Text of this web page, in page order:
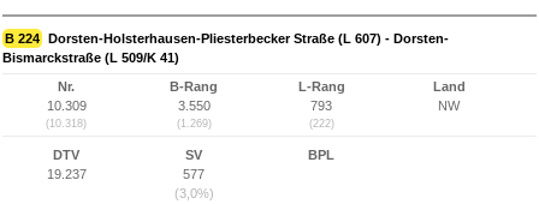
B 224 Dorsten-Holsterhausen-Pliesterbecker Straße (L 607) - Dorsten-
Bismarckstraße (L 509/K 41)
Nr.
10.309
(10.318)
B-Rang
3.550
(1.269)
L-Rang
793
(222)
Land
NW
DTV
19.237
SV
577
(3,0%)
BPL